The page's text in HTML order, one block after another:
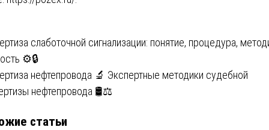
слаботочной сигнализации: понятие, процедура,
⚙️🔒
нефтепровода 🔬 Экспертные методики судебной
нефтепровода 🛢⚖
статьи